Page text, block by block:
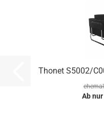
Thonet S5002/
Ab nur